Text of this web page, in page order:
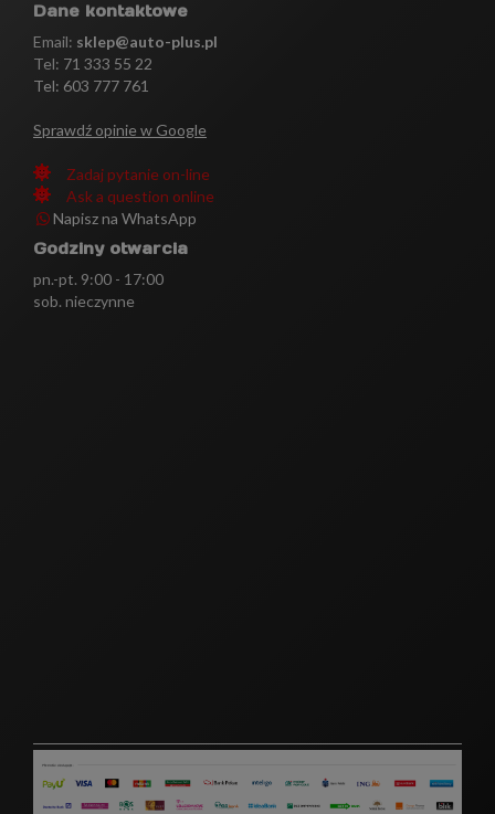
Dane kontaktowe
Email: sklep@auto-plus.pl
Tel: 71 333 55 22
Tel: 603 777 761
Sprawdź opinie w Google
Zadaj pytanie on-line
Ask a question online
Napisz na WhatsApp
Godziny otwarcia
pn.-pt. 9:00 - 17:00
sob. nieczynne